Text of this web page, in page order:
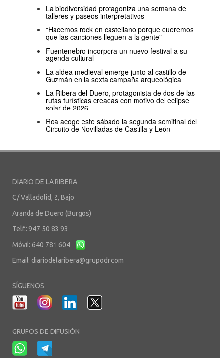
La biodiversidad protagoniza una semana de
talleres y paseos interpretativos
"Hacemos rock en castellano porque queremos
que las canciones lleguen a la gente"
Fuentenebro incorpora un nuevo festival a su
agenda cultural
La aldea medieval emerge junto al castillo de
Guzmán en la sexta campaña arqueológica
La Ribera del Duero, protagonista de dos de las
rutas turísticas creadas con motivo del eclipse
solar de 2026
Roa acoge este sábado la segunda semifinal del
Circuito de Novilladas de Castilla y León
DIARIO DE LA RIBERA
C/ Valladolid, 2, Bajo
Aranda de Duero (Burgos)
Telf.: 947 50 83 93
Móvil: 640 781 604
Email: diariodelaribera@grupodr.com
SÍGUENOS
GRUPOS DE DIFUSIÓN